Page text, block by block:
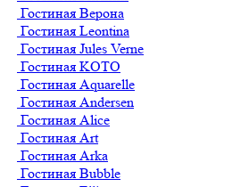
Гостиная Верона
Гостиная Leontina
Гостиная Jules Verne
Гостиная KOTO
Гостиная Aquarelle
Гостиная Andersen
Гостиная Alice
Гостиная Art
Гостиная Arka
Гостиная Bubble